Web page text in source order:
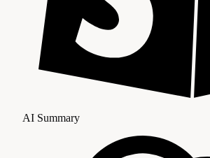
AI Summary